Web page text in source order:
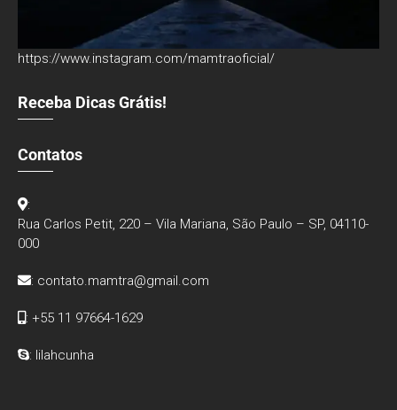
https://www.instagram.com/mamtraoficial/
Receba Dicas Grátis!
Contatos
:
Rua Carlos Petit, 220 – Vila Mariana, São Paulo – SP, 04110-
000
: contato.mamtra@gmail.com
: +55 11 97664-1629
: lilahcunha